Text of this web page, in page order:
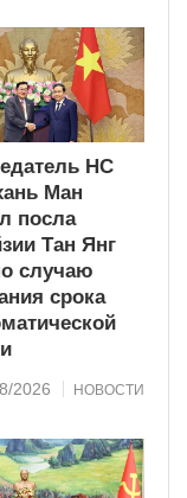
НС
Ман
посла
Тан Янг
случаю
срока
2026 НОВОСТИ